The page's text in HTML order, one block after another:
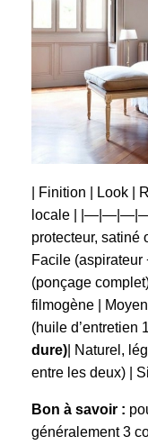
| Finition | Look |
locale |
protecteur, satiné
Facile
(ponçage complet)
filmogène |
(huile d’entretien
dure) | Naturel,
entre les deux) |
Bon à savoir :
généralement 3